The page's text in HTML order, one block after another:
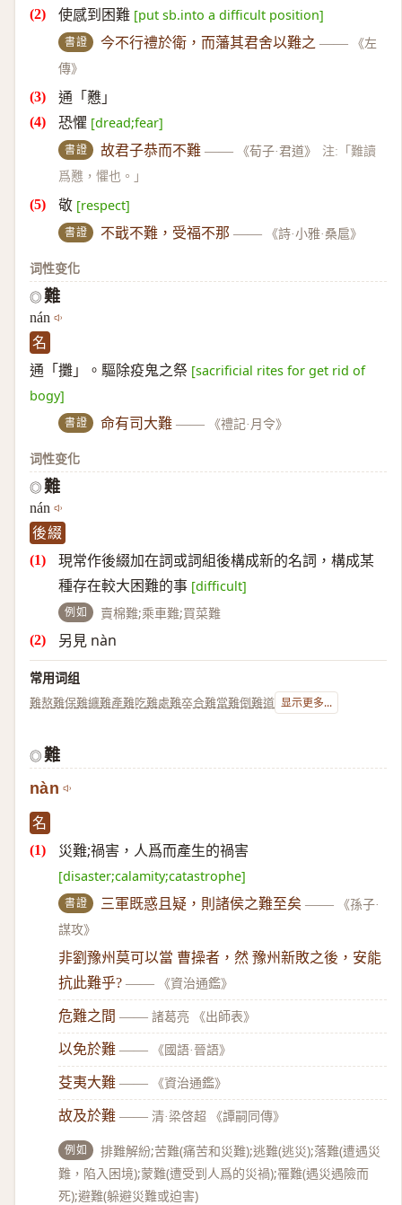
使感到困難 [put sb.into a difficult position]
書證 今不行禮於衛，而藩其君舍以難之 ——
《左
傳》
通「戁」
恐懼 [dread;fear]
書證 故君子恭而不難 —— 《荀子·君道》
注:「難讀
爲戁，懼也。」
敬 [respect]
書證 不戢不難，受福不那 —— 《詩·小雅·桑扈》
词性变化
◎ 難
nán
名
通「攤」。驅除疫鬼之祭 [sacrificial rites for get rid of
bogy]
書證 命有司大難 —— 《禮記·月令》
词性变化
◎ 難
nán
後綴
現常作後綴加在詞或詞組後構成新的名詞，構成某
種存在較大困難的事 [difficult]
例如 賣棉難;乘車難;買菜難
另見 nàn
常用词组
難熬難保難纏難產難吃難處難卒合難當難倒難道 显示更多...
◎ 難
nàn
名
災難;禍害，人爲而產生的禍害
[disaster;calamity;catastrophe]
書證 三軍既惑且疑，則諸侯之難至矣 ——
《孫子·
謀攻》
非劉豫州莫可以當 曹操者，然 豫州新敗之後，安能
抗此難乎? —— 《資治通鑑》
危難之間 —— 諸葛亮 《出師表》
以免於難 —— 《國語·晉語》
芟夷大難 —— 《資治通鑑》
故及於難 —— 清·梁啓超 《譚嗣同傳》
例如
排難解紛;苦難(痛苦和災難);逃難(逃災);落難(遭遇災
難，陷入困境);蒙難(遭受到人爲的災禍);罹難(遇災遇險而
死);避難(躲避災難或迫害)